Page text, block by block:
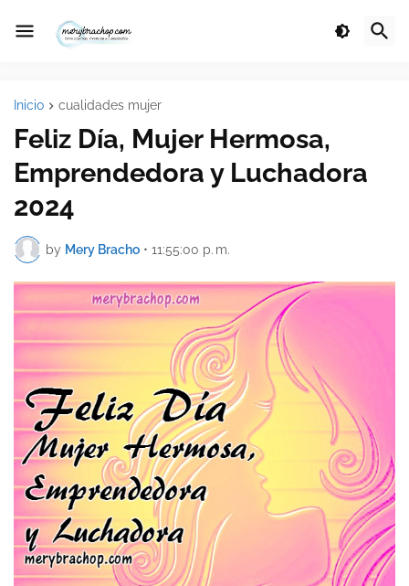
Inicio cualidades mujer
Feliz Día, Mujer Hermosa,
Emprendedora y Luchadora
2024
by Mery Bracho • 11:55:00 p. m.